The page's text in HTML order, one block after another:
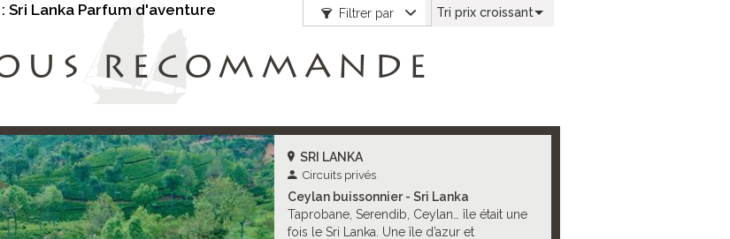
Sri Lanka Parfum d'aventure Tri prix croissant
Filtrer par
RECOMMANDE
SRI LANKA
Circuits privés
Ceylan buissonnier - Sri Lanka
Taprobane, Serendib, Ceylan… île était une
fois le Sri Lanka. Une île d’azur et